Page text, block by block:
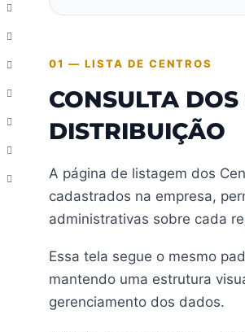
01 — LISTA DE CENTROS
CONSULTA
DISTRIBUIÇÃO
A página de listagem dos
cadastrados na empresa,
administrativas sobre cada
Essa tela segue o mesmo
mantendo uma estrutura
gerenciamento dos dados.